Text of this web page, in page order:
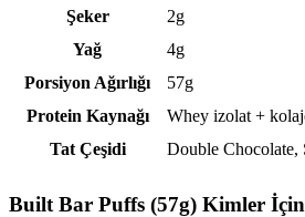
Şeker
2g
Yağ
4g
Porsiyon Ağırlığı
57g
Protein Kaynağı
Whey izolat +
Tat Çeşidi
Double Chocolate,
Built Bar Puffs (57g) Kimler